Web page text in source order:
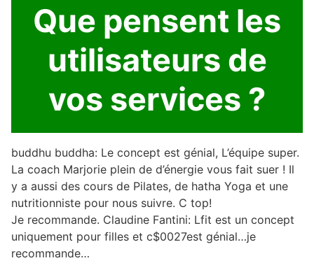
Que pensent les
utilisateurs de
vos services ?
buddhu buddha: Le concept est génial, L’équipe super.
La coach Marjorie plein de d’énergie vous fait suer ! Il
y a aussi des cours de Pilates, de hatha Yoga et une
nutritionniste pour nous suivre. C top!
Je recommande. Claudine Fantini: Lfit est un concept
uniquement pour filles et c$0027est génial…je
recommande…